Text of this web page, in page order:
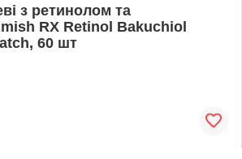
з ретинолом та
RX Retinol Bakuchiol
60 шт